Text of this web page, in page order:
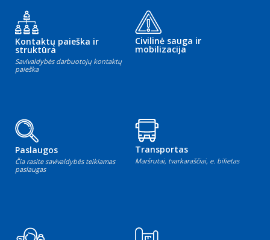
Kontaktų paieška ir
struktūra
Savivaldybės darbuotojų kontaktų
paieška
Civilinė sauga ir
mobilizacija
Paslaugos
Čia rasite savivaldybės teikiamas
paslaugas
Transportas
Maršrutai, tvarkaraščiai, e. bilietas